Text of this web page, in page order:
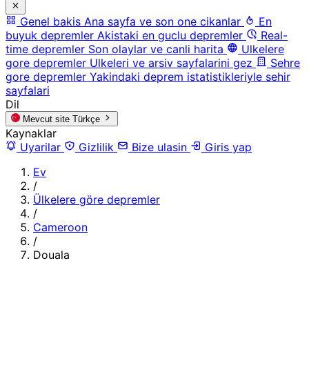
Genel bakis Ana sayfa ve son one cikanlar
En
buyuk depremler Akistaki en guclu depremler
Real-
time depremler Son olaylar ve canli harita
Ulkelere
gore depremler Ulkeleri ve arsiv sayfalarini gez
Sehre
gore depremler Yakindaki deprem istatistikleriyle sehir
sayfalari
Dil
Mevcut site Türkçe
Kaynaklar
Uyarilar
Gizlilik Bize ulasin
Giris yap
Ev
/
Ülkelere göre depremler
/
Cameroon
/
Douala